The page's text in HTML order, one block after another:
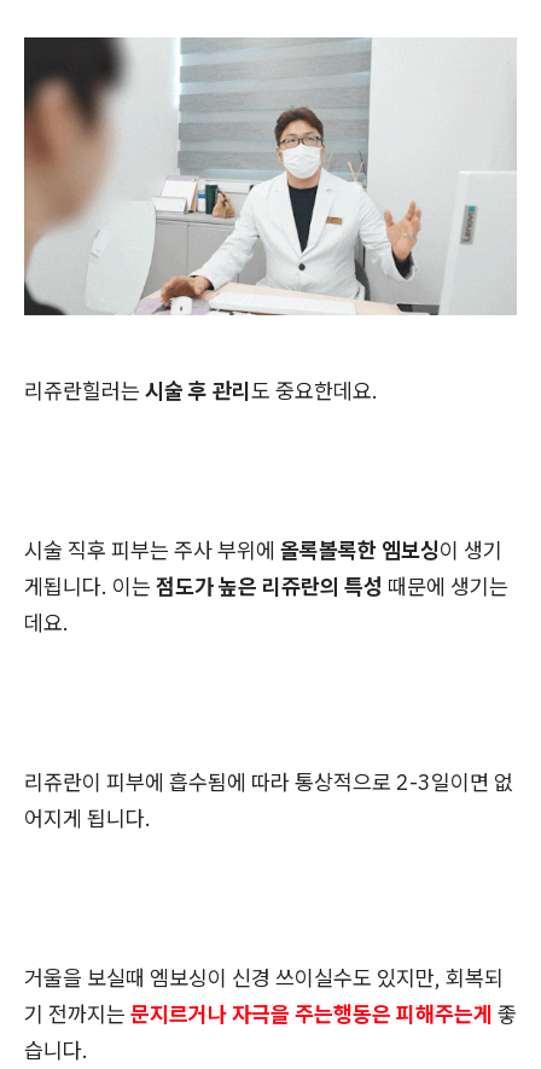
리쥬란힐러는 시술 후 관리도 중요한데요.
시술 직후 피부는 주사 부위에 올록볼록한 엠보싱이 생기
게됩니다. 이는 점도가 높은 리쥬란의 특성 때문에 생기는
데요.
리쥬란이 피부에 흡수됨에 따라 통상적으로 2-3일이면 없
어지게 됩니다.
거울을 보실때 엠보싱이 신경 쓰이실수도 있지만, 회복되
기 전까지는 문지르거나 자극을 주는행동은 피해주는게 좋
습니다.